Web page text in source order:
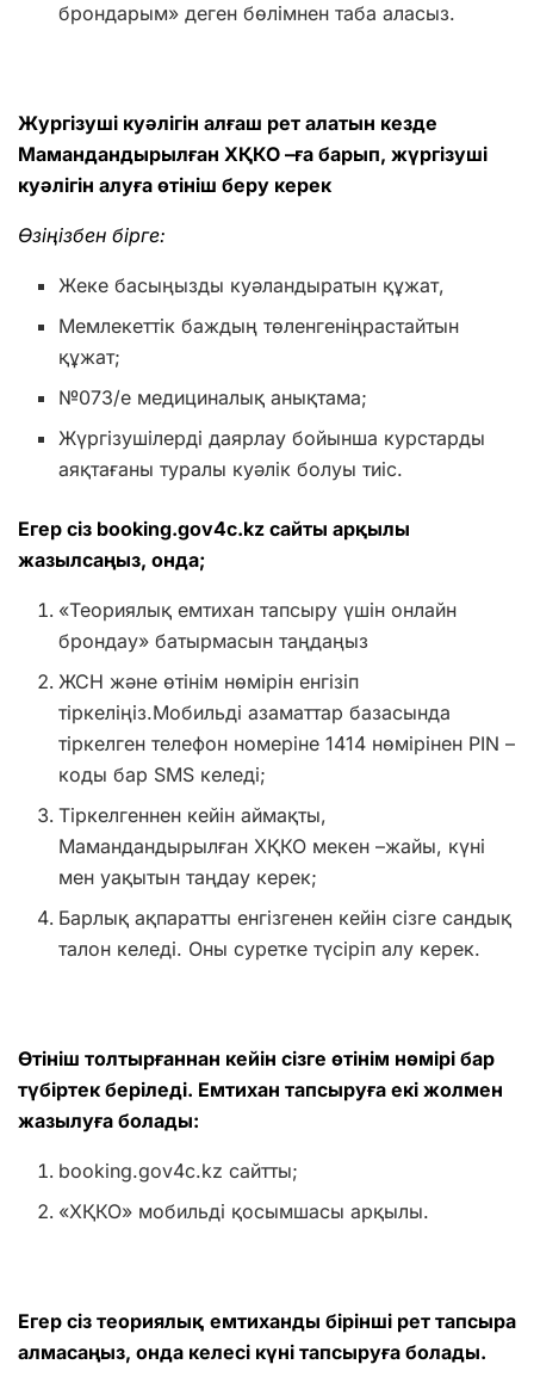
брондарым» деген бөлімнен таба аласыз.
Жургізуші куәлігін алғаш рет алатын кезде
Мамандандырылған ХҚКО –ға барып, жүргізуші
куәлігін алуға өтініш беру керек
Өзіңізбен бірге:
Жеке басыңызды куәландыратын құжат,
Мемлекеттік баждың төленгеніңрастайтын
құжат;
№073/е медициналық анықтама;
Жүргізушілерді даярлау бойынша курстарды
аяқтағаны туралы куәлік болуы тиіс.
Егер сіз booking.gov4c.kz сайты арқылы
жазылсаңыз, онда;
«Теориялық емтихан тапсыру үшін онлайн
брондау» батырмасын таңдаңыз
ЖСН және өтінім нөмірін енгізіп
тіркеліңіз.Мобильді азаматтар базасында
тіркелген телефон номеріне 1414 нөмірінен PIN –
коды бар SMS келеді;
Тіркелгеннен кейін аймақты,
Мамандандырылған ХҚКО мекен –жайы, күні
мен уақытын таңдау керек;
Барлық ақпаратты енгізгенен кейін сізге сандық
талон келеді. Оны суретке түсіріп алу керек.
Өтініш толтырғаннан кейін сізге өтінім нөмірі бар
түбіртек беріледі. Емтихан тапсыруға екі жолмен
жазылуға болады:
booking.gov4c.kz сайтты;
«ХҚКО» мобильді қосымшасы арқылы.
Егер сіз теориялық емтиханды бірінші рет тапсыра
алмасаңыз, онда келесі күні тапсыруға болады.